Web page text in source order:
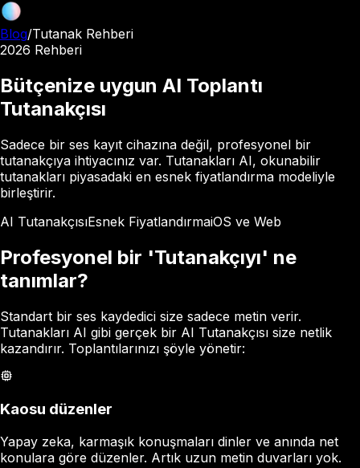
Blog/Tutanak Rehberi
2026 Rehberi
Bütçenize uygun AI Toplantı
Tutanakçısı
Sadece bir ses kayıt cihazına değil, profesyonel bir
tutanakçıya ihtiyacınız var. Tutanakları AI, okunabilir
tutanakları piyasadaki en esnek fiyatlandırma modeliyle
birleştirir.
AI TutanakçısıEsnek FiyatlandırmaiOS ve Web
Profesyonel bir 'Tutanakçıyı' ne
tanımlar?
Standart bir ses kaydedici size sadece metin verir.
Tutanakları AI gibi gerçek bir AI Tutanakçısı size netlik
kazandırır. Toplantılarınızı şöyle yönetir:
Kaosu düzenler
Yapay zeka, karmaşık konuşmaları dinler ve anında net
konulara göre düzenler. Artık uzun metin duvarları yok.